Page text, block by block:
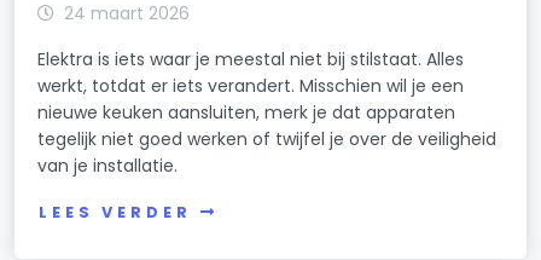
24 maart 2026
Elektra is iets waar je meestal niet bij stilstaat. Alles
werkt, totdat er iets verandert. Misschien wil je een
nieuwe keuken aansluiten, merk je dat apparaten
tegelijk niet goed werken of twijfel je over de veiligheid
van je installatie.
LEES VERDER